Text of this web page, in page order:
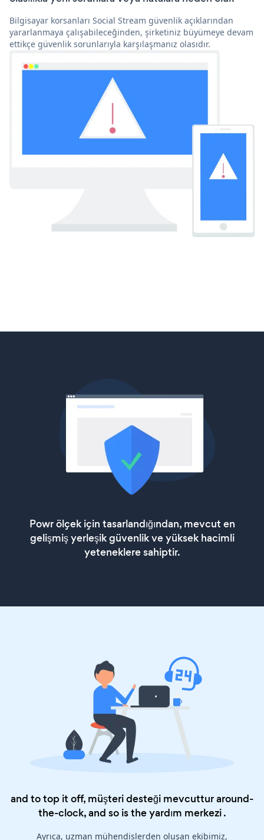
Bilgisayar korsanları Social Stream güvenlik açıklarından
yararlanmaya çalışabileceğinden, şirketiniz büyümeye devam
ettikçe güvenlik sorunlarıyla karşılaşmanız olasıdır.
Powr ölçek için tasarlandığından, mevcut en
gelişmiş yerleşik güvenlik ve yüksek hacimli
yeteneklere sahiptir.
and to top it off, müşteri desteği mevcuttur around-
the-clock, and so is theyardım merkezi.
Ayrıca, uzman mühendislerden oluşan ekibimiz,